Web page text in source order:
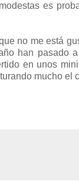
es
no me está
han pasado
en unos
mucho el